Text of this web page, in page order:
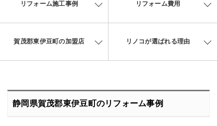
リフォーム施工事例 リフォーム費用
賀茂郡東伊豆町の加盟店 リノコが選ばれる理由
静岡県賀茂郡東伊豆町のリフォーム事例